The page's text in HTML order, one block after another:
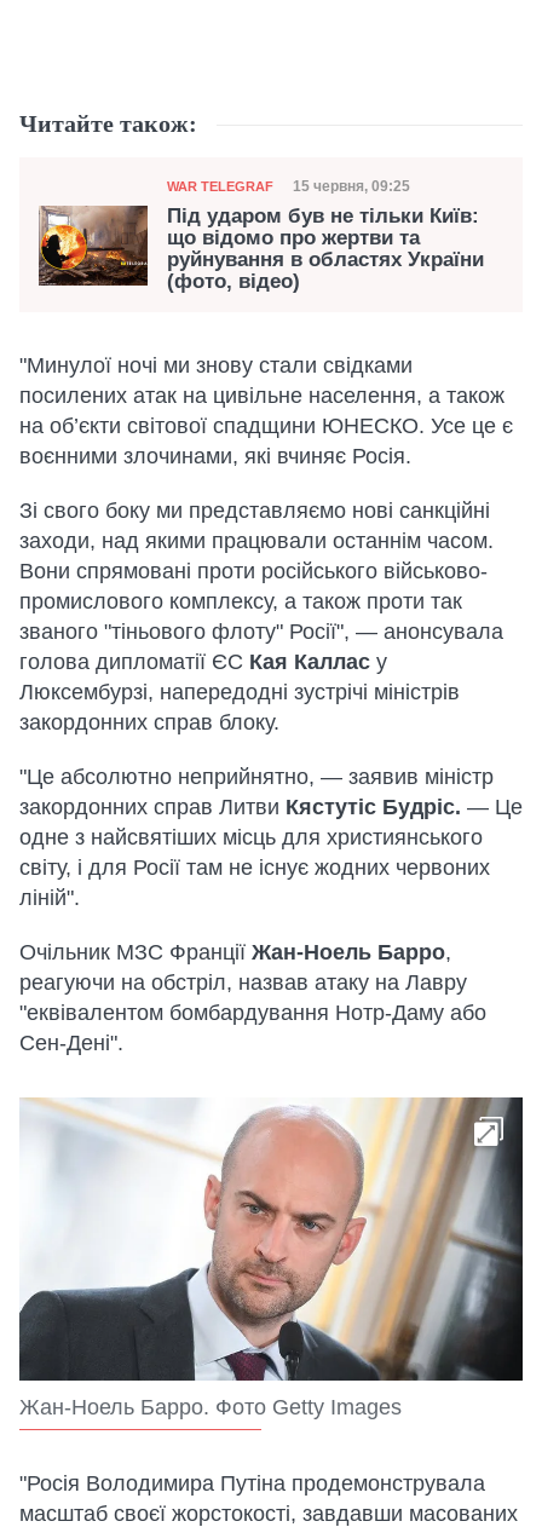
Читайте також:
Категорія
WAR TELEGRAF Дата публікації
15 червня, 09:25
Під ударом був не тільки Київ:
що відомо про жертви та
руйнування в областях України
(фото, відео)
"Минулої ночі ми знову стали свідками
посилених атак на цивільне населення, а також
на об’єкти світової спадщини ЮНЕСКО. Усе це є
воєнними злочинами, які вчиняє Росія.
Зі свого боку ми представляємо нові санкційні
заходи, над якими працювали останнім часом.
Вони спрямовані проти російського військово-
промислового комплексу, а також проти так
званого "тіньового флоту" Росії", — анонсувала
голова дипломатії ЄС Кая Каллас у
Люксембурзі, напередодні зустрічі міністрів
закордонних справ блоку.
"Це абсолютно неприйнятно, — заявив міністр
закордонних справ Литви Кястутіс Будріс. — Це
одне з найсвятіших місць для християнського
світу, і для Росії там не існує жодних червоних
ліній".
Очільник МЗС Франції Жан-Ноель Барро,
реагуючи на обстріл, назвав атаку на Лавру
"еквівалентом бомбардування Нотр-Даму або
Сен-Дені".
Жан-Ноель Барро. Фото Getty Images
"Росія Володимира Путіна продемонструвала
масштаб своєї жорстокості, завдавши масованих